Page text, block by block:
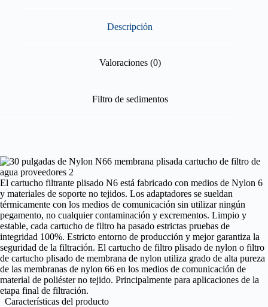
Descripción
Valoraciones (0)
Filtro de sedimentos
El cartucho filtrante plisado N6 está fabricado con medios de Nylon 6
y materiales de soporte no tejidos. Los adaptadores se sueldan
térmicamente con los medios de comunicación sin utilizar ningún
pegamento, no cualquier contaminación y excrementos. Limpio y
estable, cada cartucho de filtro ha pasado estrictas pruebas de
integridad 100%. Estricto entorno de producción y mejor garantiza la
seguridad de la filtración. El cartucho de filtro plisado de nylon o filtro
de cartucho plisado de membrana de nylon utiliza grado de alta pureza
de las membranas de nylon 66 en los medios de comunicación de
material de poliéster no tejido. Principalmente para aplicaciones de la
etapa final de filtración.
Características del producto